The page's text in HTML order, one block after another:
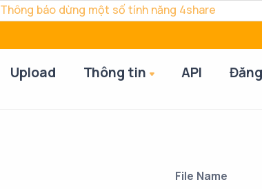
Thông báo dừng một số tính năng 4share
Upload Thông tin API
File Name